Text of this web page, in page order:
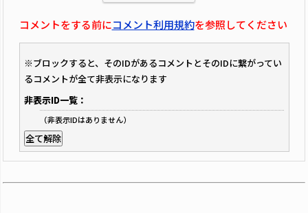
コメントをする前にコメント利用規約を参照してください
※ブロックすると、そのIDがあるコメントとそのIDに繋がってい
るコメントが全て非表示になります
非表示ID一覧：
（非表示IDはありません）
全て解除